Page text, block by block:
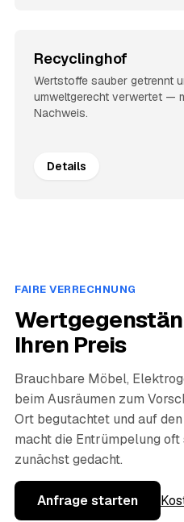
Recyclinghof
Wertstoffe sauber getrennt
umweltgerecht verwertet —
Nachweis.
Details
FAIRE VERRECHNUNG
Ihren Preis
Brauchbare Möbel,
beim Ausräumen zum
Ort begutachtet und auf
macht die Entrümpelung
zunächst gedacht.
Anfrage starten